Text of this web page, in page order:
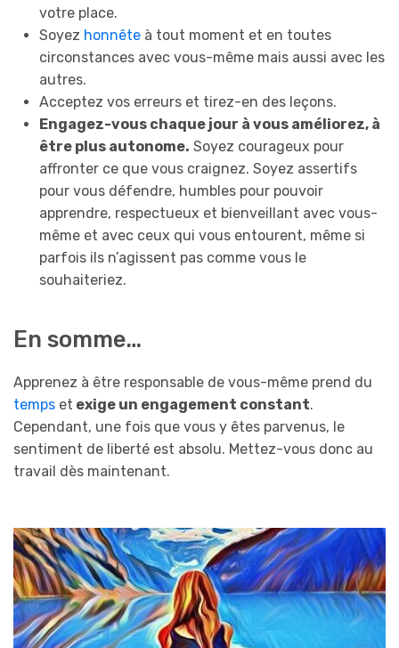
votre place.
Soyez honnêteà tout moment et en toutes
circonstances avec vous-même mais aussi avec les
autres.
Acceptez vos erreurs et tirez-en des leçons.
Engagez-vous chaque jour à vous améliorez, à
être plus autonome. Soyez courageux pour
affronter ce que vous craignez. Soyez assertifs
pour vous défendre, humbles pour pouvoir
apprendre, respectueux et bienveillant avec vous-
même et avec ceux qui vous entourent, même si
parfois ils n’agissent pas comme vous le
souhaiteriez.
En somme…
Apprenez à être responsable de vous-même prend du
temps et exige un engagement constant.
Cependant, une fois que vous y êtes parvenus, le
sentiment de liberté est absolu. Mettez-vous donc au
travail dès maintenant.